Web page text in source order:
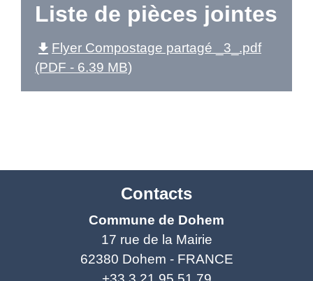
Liste de pièces jointes
file_download Flyer Compostage partagé _3_.pdf
(PDF - 6.39 MB)
Contacts
Commune de Dohem
17 rue de la Mairie
62380 Dohem - FRANCE